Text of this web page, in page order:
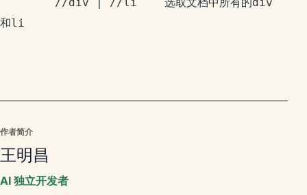
和li
作者简介
王明昌
AI 独立开发者